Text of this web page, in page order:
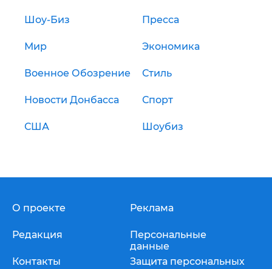
Шоу-Биз Пресса
Мир Экономика
Военное Обозрение Стиль
Новости Донбасса Спорт
США Шоубиз
О проекте
Редакция
Контакты
Реклама
Персональные
данные
Защита персональных